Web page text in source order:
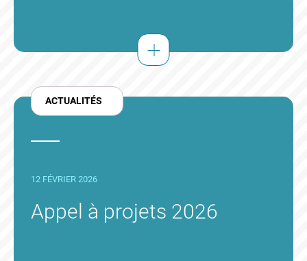
RENCONTRE ENTRE SIAE & ENTREPRISES
ACTUALITÉS
12 FÉVRIER 2026
Appel à projets 2026